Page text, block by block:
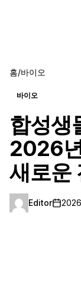
홈/바이오
바이오
합성생
2026
새로운
Editor